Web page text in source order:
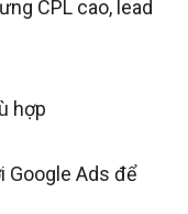
CPL cao, lead
hợp
Google Ads để